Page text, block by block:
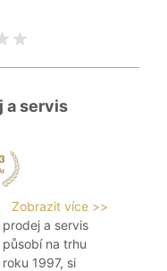
a servis
Zobrazit více >>
a servis
na trhu
1997, si